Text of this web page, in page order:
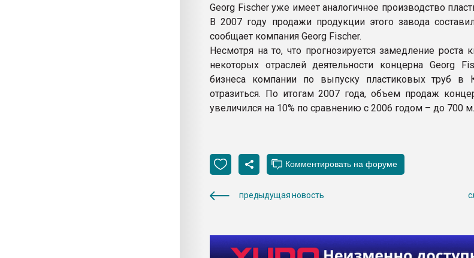
Georg Fischer уже имеет аналогичное производство
В 2007 году продажи продукции этого завода
сообщает компания Georg Fischer.
Несмотря на то, что прогнозируется замедление роста
некоторых отраслей деятельности концерна Georg
бизнеса компании по выпуску пластиковых труб в
отразиться. По итогам 2007 года, объем продаж
увеличился на 10% по сравнению с 2006 годом – до 700
предыдущая новость